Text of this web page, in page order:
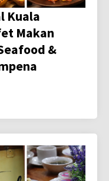
Kuala
Makan
&